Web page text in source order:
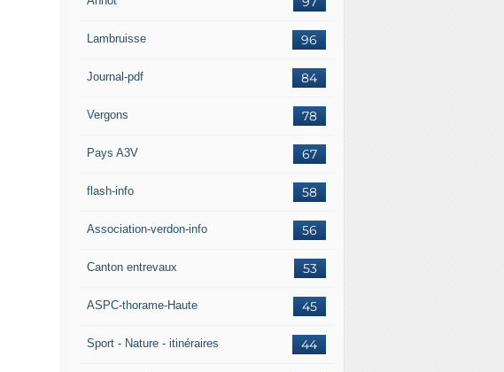
96
Lambruisse
84
Journal-pdf
78
Vergons
67
Pays A3V
58
flash-info
56
Association-verdon-info
53
Canton entrevaux
45
ASPC-thorame-Haute
44
Sport - Nature - itinéraires